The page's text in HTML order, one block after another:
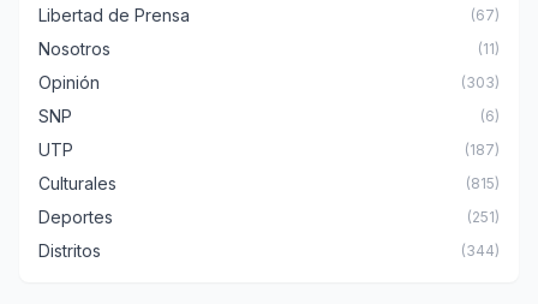
Libertad de Prensa (67)
Nosotros (11)
Opinión (303)
SNP (6)
UTP (187)
Culturales (815)
Deportes (251)
Distritos (344)